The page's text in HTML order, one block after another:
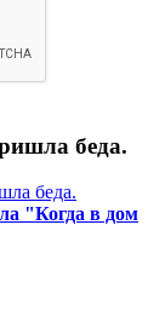
беда.
беда.
"Когда в дом